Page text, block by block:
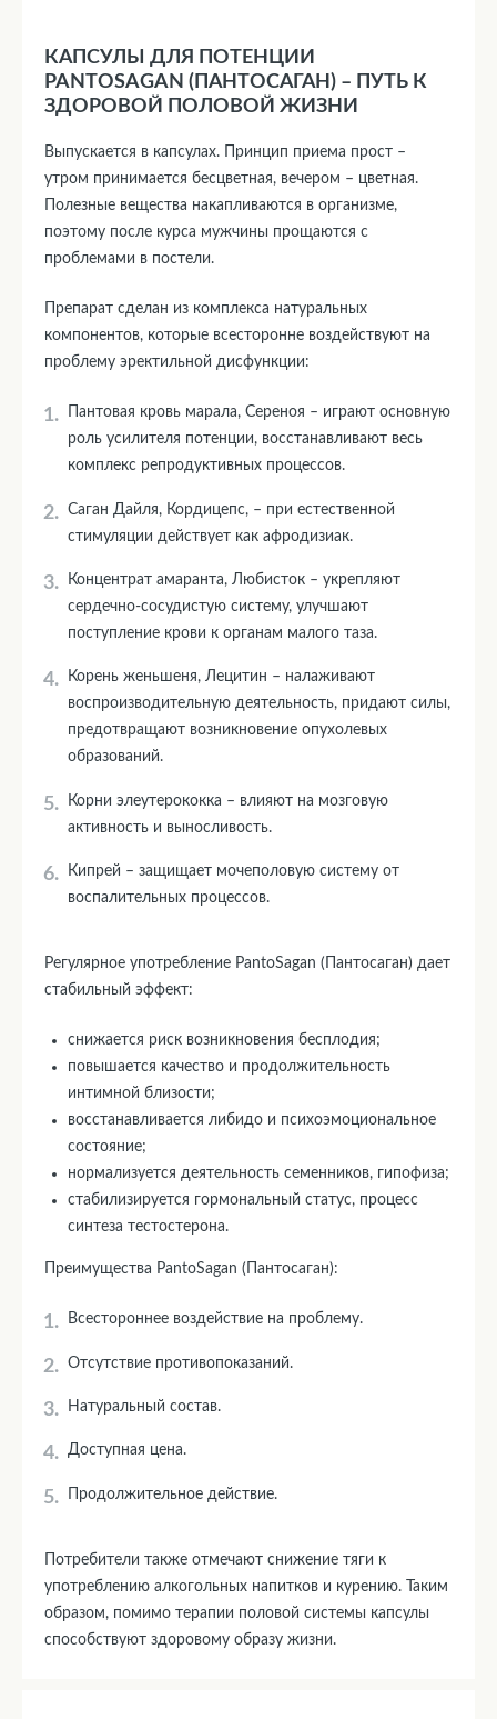
КАПСУЛЫ ДЛЯ ПОТЕНЦИИ
PANTOSAGAN (ПАНТОСАГАН) – ПУТЬ К
ЗДОРОВОЙ ПОЛОВОЙ ЖИЗНИ
Выпускается в капсулах. Принцип приема прост –
утром принимается бесцветная, вечером – цветная.
Полезные вещества накапливаются в организме,
поэтому после курса мужчины прощаются с
проблемами в постели.
Препарат сделан из комплекса натуральных
компонентов, которые всесторонне воздействуют на
проблему эректильной дисфункции:
Пантовая кровь марала, Сереноя – играют основную
роль усилителя потенции, восстанавливают весь
комплекс репродуктивных процессов.
Саган Дайля, Кордицепс, – при естественной
стимуляции действует как афродизиак.
Концентрат амаранта, Любисток – укрепляют
сердечно-сосудистую систему, улучшают
поступление крови к органам малого таза.
Корень женьшеня, Лецитин – налаживают
воспроизводительную деятельность, придают силы,
предотвращают возникновение опухолевых
образований.
Корни элеутерококка – влияют на мозговую
активность и выносливость.
Кипрей – защищает мочеполовую систему от
воспалительных процессов.
Регулярное употребление PantoSagan (Пантосаган) дает
стабильный эффект:
снижается риск возникновения бесплодия;
повышается качество и продолжительность
интимной близости;
восстанавливается либидо и психоэмоциональное
состояние;
нормализуется деятельность семенников, гипофиза;
стабилизируется гормональный статус, процесс
синтеза тестостерона.
Преимущества PantoSagan (Пантосаган):
Всестороннее воздействие на проблему.
Отсутствие противопоказаний.
Натуральный состав.
Доступная цена.
Продолжительное действие.
Потребители также отмечают снижение тяги к
употреблению алкогольных напитков и курению. Таким
образом, помимо терапии половой системы капсулы
способствуют здоровому образу жизни.